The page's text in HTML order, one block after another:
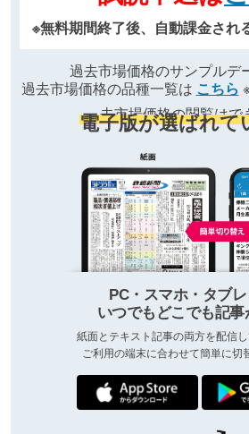
※無料期間終了後、自動課金され
過去市場価格のサンプルデ
過去市場価格の品種一覧は こちら
去市場価格の閲覧はで
電子版が選ばれて
PC・スマホ・タブ
いつでもどこでも記事
紙面とテキスト記事の両方を配信し
ご利用の端末に合わせて簡単に切